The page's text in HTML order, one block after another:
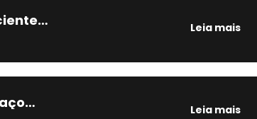
Leia mais
a Leia mais